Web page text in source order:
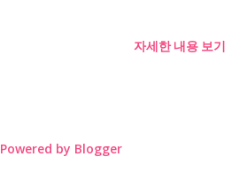
자세한 내용 보기
Powered by Blogger